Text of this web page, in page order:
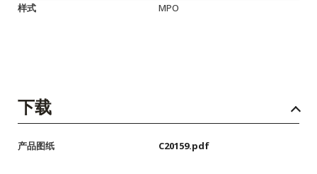
样式 MPO
下载
产品图纸 C20159.pdf